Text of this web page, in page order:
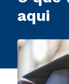
aqui